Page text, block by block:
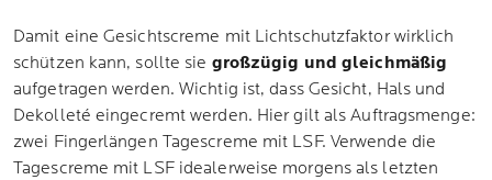
Damit eine Gesichtscreme mit Lichtschutzfaktor wirklich
schützen kann, sollte sie großzügig und gleichmäßig
aufgetragen werden. Wichtig ist, dass Gesicht, Hals und
Dekolleté eingecremt werden. Hier gilt als Auftragsmenge:
zwei Fingerlängen Tagescreme mit LSF. Verwende die
Tagescreme mit LSF idealerweise morgens als letzten